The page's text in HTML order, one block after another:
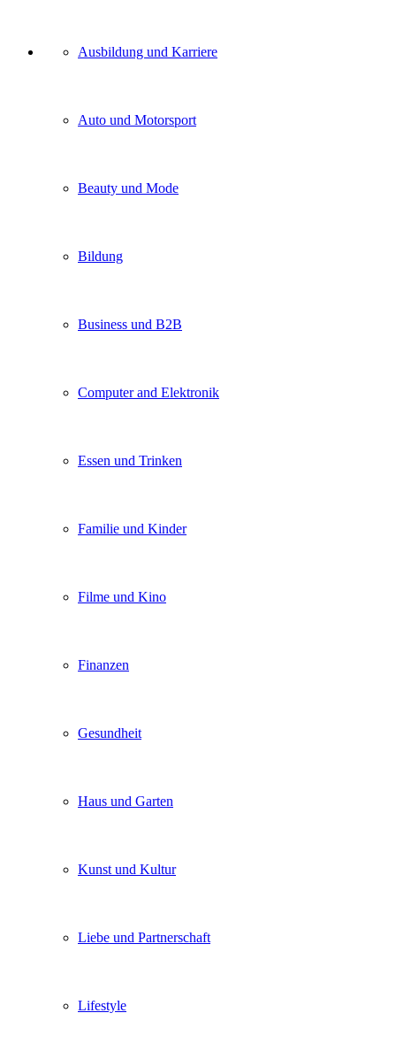
Unser
Kategorien
Ausbildung und Karriere
Auto und Motorsport
Beauty und Mode
Bildung
Business und B2B
Computer and Elektronik
Essen und Trinken
Familie und Kinder
Filme und Kino
Finanzen
Gesundheit
Haus und Garten
Kunst und Kultur
Liebe und Partnerschaft
Lifestyle